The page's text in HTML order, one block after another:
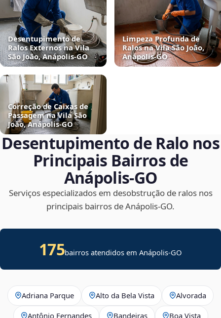
Desentupimento de
Ralos Externos na Vila
São João, Anápolis‑GO
Limpeza Profunda de
Ralos na Vila São João,
Anápolis‑GO
Correção de Caixas de
Passagem na Vila São
João, Anápolis‑GO
Desentupimento de Ralo nos
Principais Bairros de
Anápolis‑GO
Serviços especializados em desobstrução de ralos nos
principais bairros de Anápolis‑GO.
175bairros atendidos em Anápolis-GO
Adriana Parque Alto da Bela Vista Alvorada
Antônio Fernandes Bandeiras Boa Vista